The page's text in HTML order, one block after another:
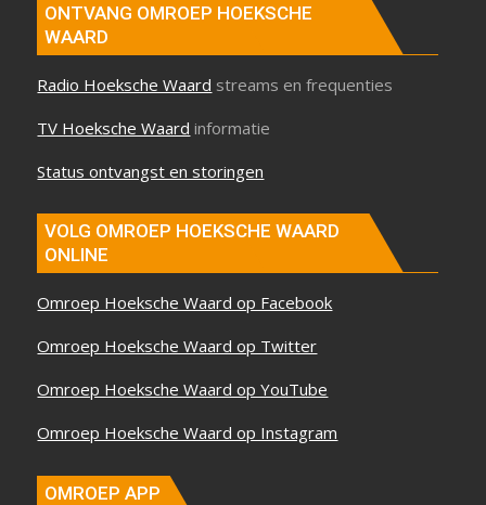
ONTVANG OMROEP HOEKSCHE
WAARD
Radio Hoeksche Waard streams en frequenties
TV Hoeksche Waard informatie
Status ontvangst en storingen
VOLG OMROEP HOEKSCHE WAARD
ONLINE
Omroep Hoeksche Waard op Facebook
Omroep Hoeksche Waard op Twitter
Omroep Hoeksche Waard op YouTube
Omroep Hoeksche Waard op Instagram
OMROEP APP